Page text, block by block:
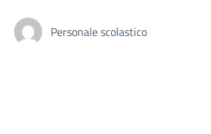
Personale scolastico